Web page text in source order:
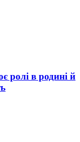
ролі в родині й